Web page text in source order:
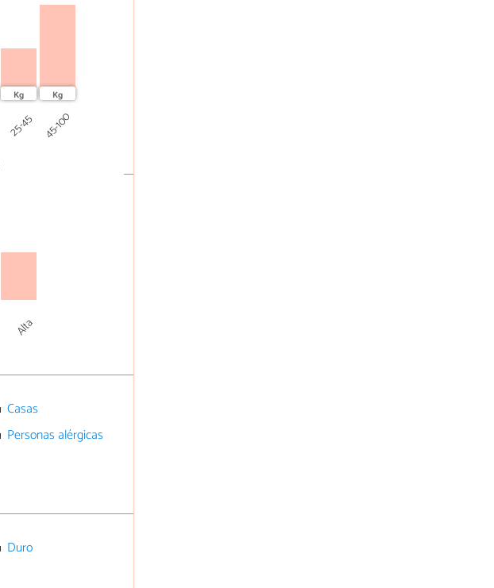
25-45 45-100
Alta
Casas
Personas alérgicas
Duro